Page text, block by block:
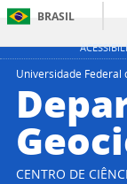
BRASIL
Universidade Federal
CENTRO DE